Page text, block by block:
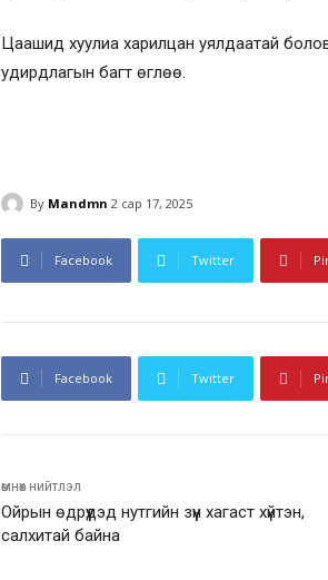
Цаашид хуулиа харилцан уялдаатай
удирдлагын багт өглөө.
By Mandmn 2 сар 17, 2025
Facebook Twitter
Facebook Twitter
өмнөх нийтлэл
Ойрын өдрүүдэд нутгийн зүүн хагаст хүйтэн,
салхитай байна